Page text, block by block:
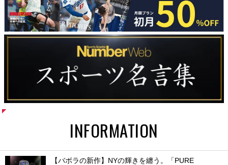
INFORMATION
【バボラの新作】NYの輝きを纏う。「PURE